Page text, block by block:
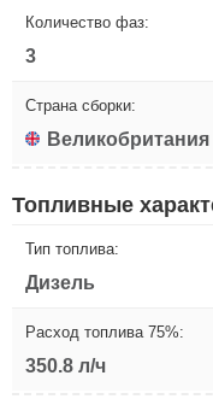
Количество фаз:
3
Страна сборки:
Великобритания
Топливные
Тип топлива:
Дизель
Расход топлива 75%:
350.8 л/ч